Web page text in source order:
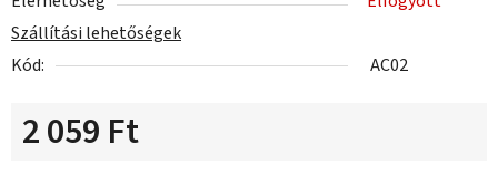
Szállítási lehetőségek
Kód:
AC02
2 059 Ft